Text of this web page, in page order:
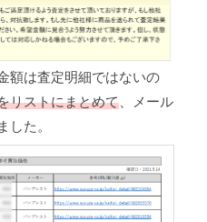
額は査定明細ではないの
リストにまとめて 、メール
した。